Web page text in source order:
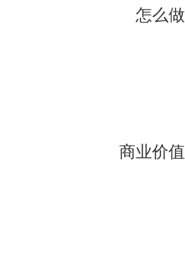
怎么做
商业价值